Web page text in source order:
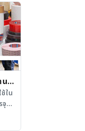
,
มี,
ๆ ที่
สูง
น
ร
าซ
ณ
น
ใน
จุ